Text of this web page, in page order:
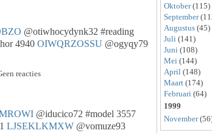
@otiwhocydynk32 #reading
4940 OIWQRZOSSU @ogyqy79
reacties
@iducico72 #model 3557
LJSEKLKMXW @vomuze93
Oktober(115)
September
Augustus (45)
Juli (141)
Juni (108)
Mei (144)
April (148)
Maart (174)
Februari (64)
1999
November